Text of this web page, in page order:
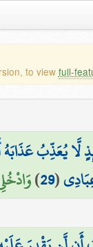
to view full-
لَّا يُعَذِّبُ
(
29
)